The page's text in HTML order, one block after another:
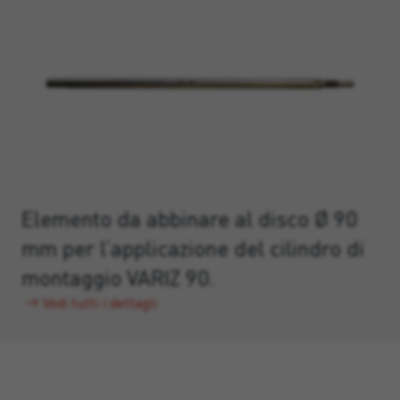
Elemento da abbinare al disco Ø 90
mm per l’applicazione del cilindro di
montaggio VARIZ 90.
Vedi tutti i dettagli